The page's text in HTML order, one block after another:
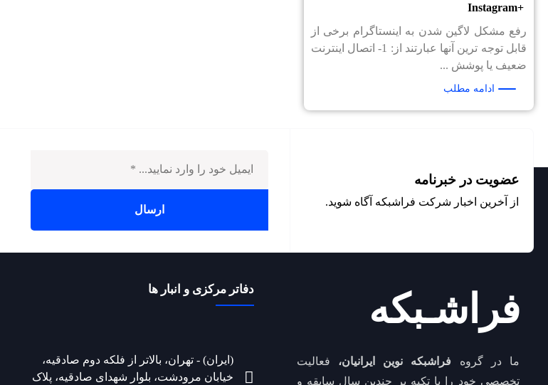
+Instagram
رفع مشکل لاگین شدن به اینستاگرام برخی از
قابل توجه ترین آنها عبارتند از: 1- اتصال اینترنت
ضعیف یا پوشش ...
ادامه مطلب
عضویت در خبرنامه
از آخرین اخبار شرکت فراشبکه آگاه شوید.
فراشـبکه
ما در گروه فراشبکه نوین ایرانیان، فعالیت
تخصصی خود را با تکیه بر چندین سال سابقه و
دفاتر مرکزی و انبار ها
(ایران) - تهران، بالاتر از فلکه دوم صادقیه،
خیابان مرودشت، بلوار شهدای صادقیه، پلاک